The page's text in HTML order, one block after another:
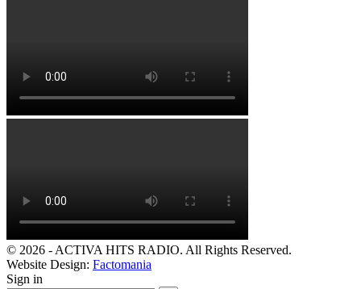
© 2026 - ACTIVA HITS RADIO. All Rights Reserved.
Website Design: Factomania
Sign in